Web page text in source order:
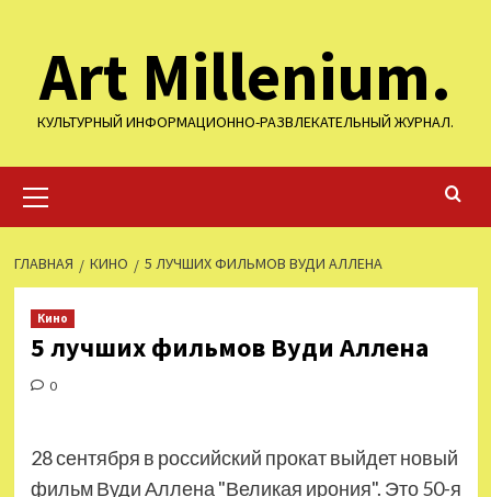
содержимому
Art Millenium.
КУЛЬТУРНЫЙ ИНФОРМАЦИОННО-РАЗВЛЕКАТЕЛЬНЫЙ ЖУРНАЛ.
меню
ГЛАВНАЯ КИНО 5 ЛУЧШИХ ФИЛЬМОВ ВУДИ АЛЛЕНА
Кино
5 лучших фильмов Вуди Аллена
0
28 сентября в российский прокат выйдет новый
фильм Вуди Аллена "Великая ирония". Это 50-я